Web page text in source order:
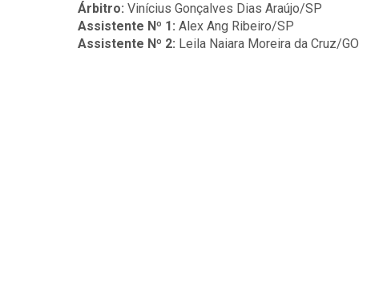
Árbitro: Vinícius Gonçalves Dias Araújo/SP
Assistente Nº 1: Alex Ang Ribeiro/SP
Assistente Nº 2: Leila Naiara Moreira da Cruz/GO